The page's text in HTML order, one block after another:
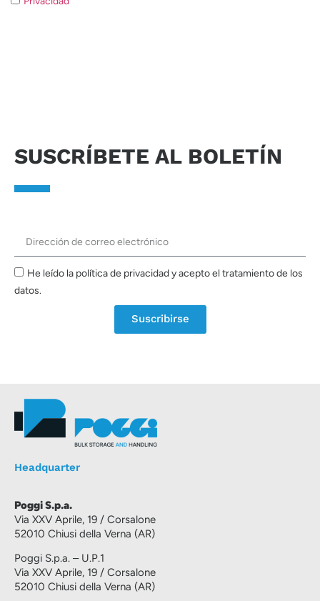
SUSCRÍBETE AL BOLETÍN
He leído la política de privacidad y acepto el tratamiento de los
datos.
Suscribirse
Headquarter
Poggi S.p.a.
Via XXV Aprile, 19 / Corsalone
52010 Chiusi della Verna (AR)
Poggi S.p.a. – U.P.1
Via XXV Aprile, 19 / Corsalone
52010 Chiusi della Verna (AR)